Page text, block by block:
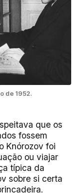
de 1952.
que os
fossem
Knórozov foi
ou viajar
típica da
sobre si certa